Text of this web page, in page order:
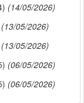
(14/05/2026)
(13/05/2026)
(13/05/2026)
(06/05/2026)
(06/05/2026)